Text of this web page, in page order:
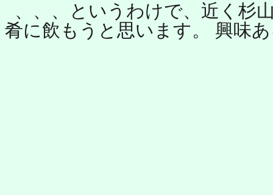
、、、というわけで、近く杉
肴に飲もうと思います。 興味